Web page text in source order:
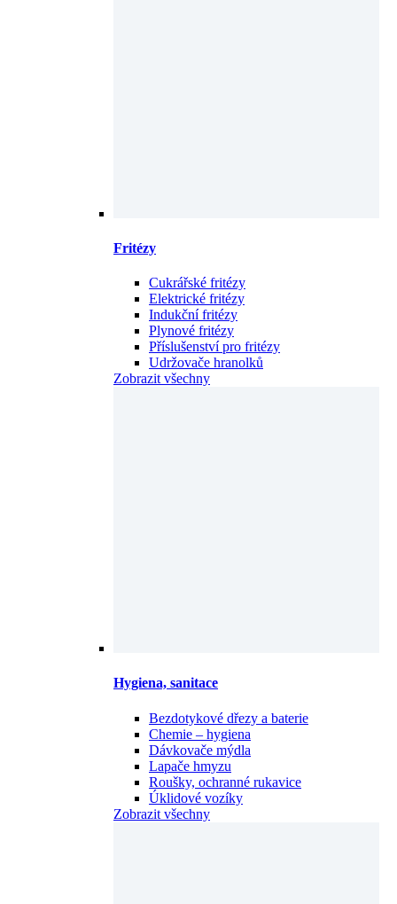
Fritézy
Cukrářské fritézy
Elektrické fritézy
Indukční fritézy
Plynové fritézy
Příslušenství pro fritézy
Udržovače hranolků
Zobrazit všechny
Hygiena, sanitace
Bezdotykové dřezy a baterie
Chemie – hygiena
Dávkovače mýdla
Lapače hmyzu
Roušky, ochranné rukavice
Úklidové vozíky
Zobrazit všechny